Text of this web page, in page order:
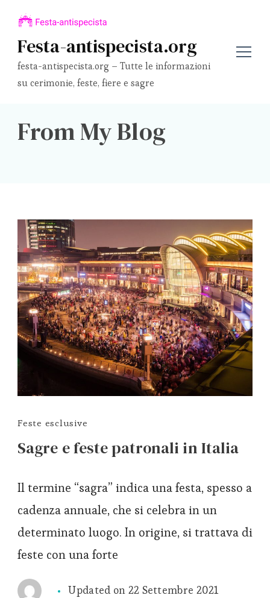
Festa-antispecista.org
festa-antispecista.org – Tutte le informazioni
su cerimonie, feste, fiere e sagre
From My Blog
Feste esclusive
Sagre e feste patronali in Italia
Il termine “sagra” indica una festa, spesso a
cadenza annuale, che si celebra in un
determinato luogo. In origine, si trattava di
feste con una forte
Updated on 22 Settembre 2021